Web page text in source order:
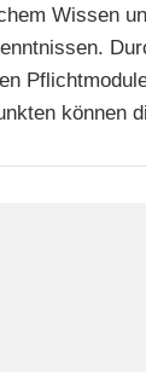
Wissen
können